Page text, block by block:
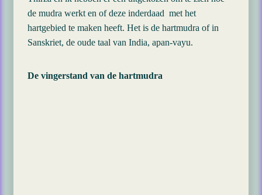
de mudra werkt en of deze inderdaad met het
hartgebied te maken heeft. Het is de hartmudra of in
Sanskriet, de oude taal van India, apan-vayu.
De vingerstand van de hartmudra